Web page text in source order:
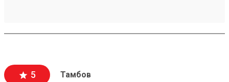
5 Тамбов